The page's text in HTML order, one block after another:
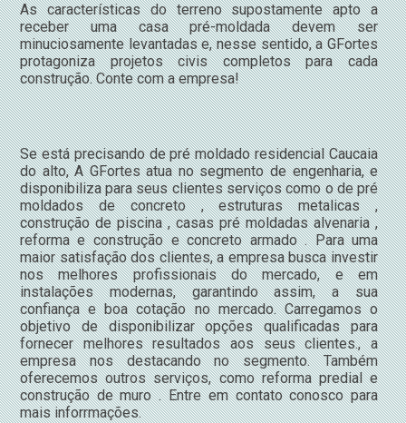
As características do terreno supostamente apto a
receber uma casa pré-moldada devem ser
minuciosamente levantadas e, nesse sentido, a GFortes
protagoniza projetos civis completos para cada
construção. Conte com a empresa!
Se está precisando de pré moldado residencial Caucaia
do alto, A GFortes atua no segmento de engenharia, e
disponibiliza para seus clientes serviços como o de pré
moldados de concreto , estruturas metalicas ,
construção de piscina , casas pré moldadas alvenaria ,
reforma e construção e concreto armado . Para uma
maior satisfação dos clientes, a empresa busca investir
nos melhores profissionais do mercado, e em
instalações modernas, garantindo assim, a sua
confiança e boa cotação no mercado. Carregamos o
objetivo de disponibilizar opções qualificadas para
fornecer melhores resultados aos seus clientes., a
empresa nos destacando no segmento. Também
oferecemos outros serviços, como reforma predial e
construção de muro . Entre em contato conosco para
mais inforrmações.